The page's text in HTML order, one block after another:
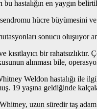
hastalığın en yaygın
hücre büyümesini
sonucu oluşuyor
kısıtlayıcı bir
alınması bile,
Weldon hastalığı ile
19 yaşına geldiğinde
uzun süredir taş